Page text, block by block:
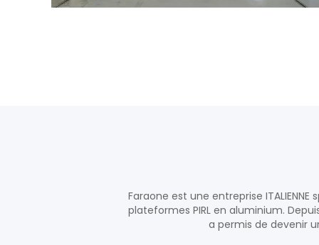
Faraone est une entreprise
plateformes PIRL en aluminium.
a permis de devenir